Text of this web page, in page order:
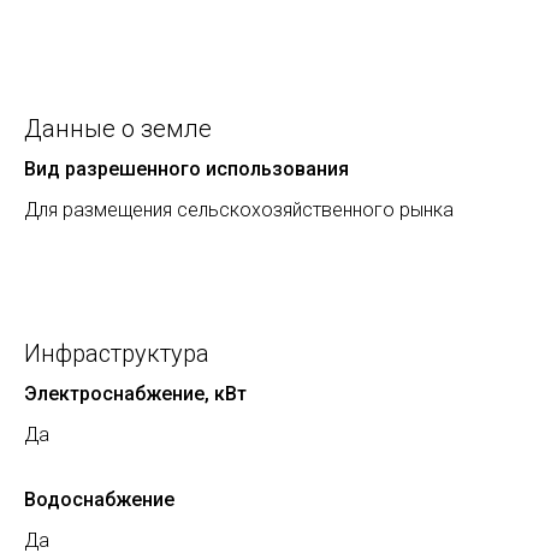
Данные о земле
Вид разрешенного использования
Для размещения сельскохозяйственного рынка
Инфраструктура
Электроснабжение, кВт
Да
Водоснабжение
Да